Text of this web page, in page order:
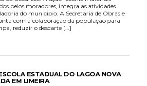
pelos moradores, integra as atividades
do município. A Secretaria de Obras e
com a colaboração da população para
reduzir o descarte […]
ESTADUAL DO LAGOA NOVA
EM LIMEIRA